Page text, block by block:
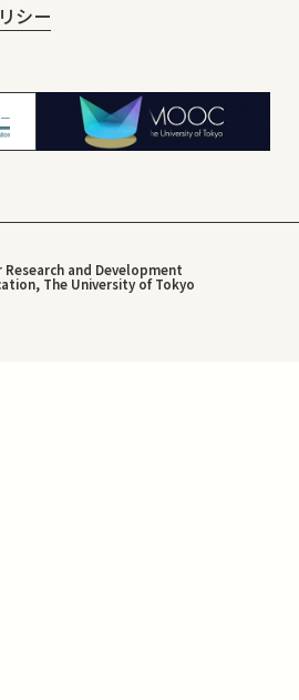
シー
and Development
The University of Tokyo